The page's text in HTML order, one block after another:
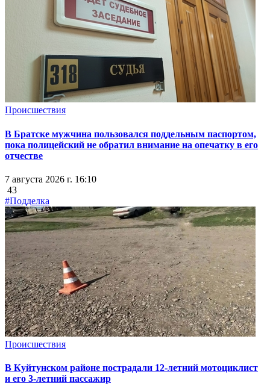
Происшествия
В Братске мужчина пользовался поддельным паспортом,
пока полицейский не обратил внимание на опечатку в его
отчестве
7 августа 2026 г. 16:10
43
#Подделка
Происшествия
В Куйтунском районе пострадали 12-летний мотоциклист
и его 3-летний пассажир